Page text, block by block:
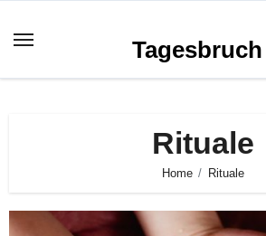
Inhalt
Tagesbruch
Rituale
Home Rituale